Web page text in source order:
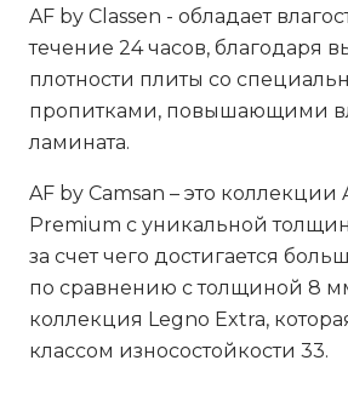
AF by Classen - обладает
течение 24 часов, благодаря
плотности плиты со
пропитками, повышающими
ламината.
AF by Cаmsan – это коллекции
Premium с уникальной
за счет чего достигается
по сравнению с толщиной 8
коллекция Legno Extra,
классом износостойкости 33.